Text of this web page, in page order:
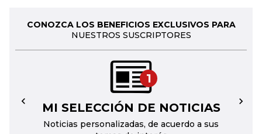
CONOZCA LOS BENEFICIOS EXCLUSIVOS PARA
NUESTROS SUSCRIPTORES
1
MI SELECCIÓN DE NOTICIAS
Noticias personalizadas, de acuerdo a sus
← →